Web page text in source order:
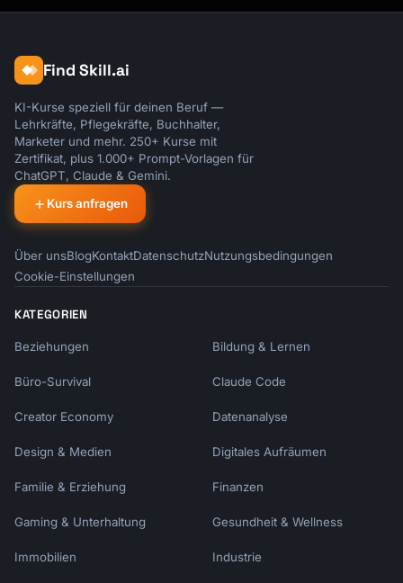
Find Skill.ai
KI-Kurse speziell für deinen Beruf —
Lehrkräfte, Pflegekräfte, Buchhalter,
Marketer und mehr. 250+ Kurse mit
Zertifikat, plus 1.000+ Prompt-Vorlagen für
ChatGPT, Claude & Gemini.
Kurs anfragen
Über unsBlogKontaktDatenschutzNutzungsbedingungen
Cookie-Einstellungen
KATEGORIEN
Beziehungen Bildung & Lernen
Büro-Survival Claude Code
Creator Economy Datenanalyse
Design & Medien Digitales Aufräumen
Familie & Erziehung Finanzen
Gaming & Unterhaltung Gesundheit & Wellness
Immobilien Industrie